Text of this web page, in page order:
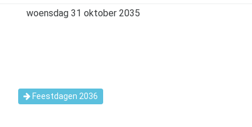
woensdag 31 oktober 2035
Feestdagen 2036